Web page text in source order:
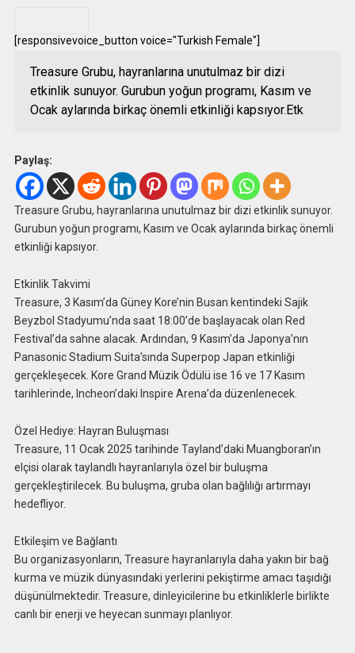
[responsivevoice_button voice="Turkish Female"]
Treasure Grubu, hayranlarına unutulmaz bir dizi
etkinlik sunuyor. Gurubun yoğun programı, Kasım ve
Ocak aylarında birkaç önemli etkinliği kapsıyor.Etk
Paylaş:
Treasure Grubu, hayranlarına unutulmaz bir dizi etkinlik sunuyor.
Gurubun yoğun programı, Kasım ve Ocak aylarında birkaç önemli
etkinliği kapsıyor.
Etkinlik Takvimi
Treasure, 3 Kasım’da Güney Kore’nin Busan kentindeki Sajik
Beyzbol Stadyumu’nda saat 18:00’de başlayacak olan Red
Festival’da sahne alacak. Ardından, 9 Kasım’da Japonya’nın
Panasonic Stadium Suita’sında Superpop Japan etkinliği
gerçekleşecek. Kore Grand Müzik Ödülü ise 16 ve 17 Kasım
tarihlerinde, Incheon’daki Inspire Arena’da düzenlenecek.
Özel Hediye: Hayran Buluşması
Treasure, 11 Ocak 2025 tarihinde Tayland’daki Muangboran’ın
elçisi olarak taylandlı hayranlarıyla özel bir buluşma
gerçekleştirilecek. Bu buluşma, gruba olan bağlılığı artırmayı
hedefliyor.
Etkileşim ve Bağlantı
Bu organizasyonların, Treasure hayranlarıyla daha yakın bir bağ
kurma ve müzik dünyasındaki yerlerini pekiştirme amacı taşıdığı
düşünülmektedir. Treasure, dinleyicilerine bu etkinliklerle birlikte
canlı bir enerji ve heyecan sunmayı planlıyor.